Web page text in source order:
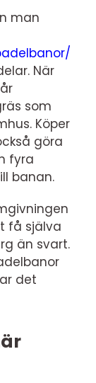
man
När
som
Köper
göra
fyra
banan.
få själva
än svart.
det